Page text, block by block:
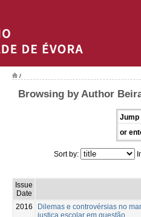
/
Browsing by Author
Jump
or
Sort by:
Issue
Date
2016
Dilemas e controvérsias no
justiça escolar em questão.